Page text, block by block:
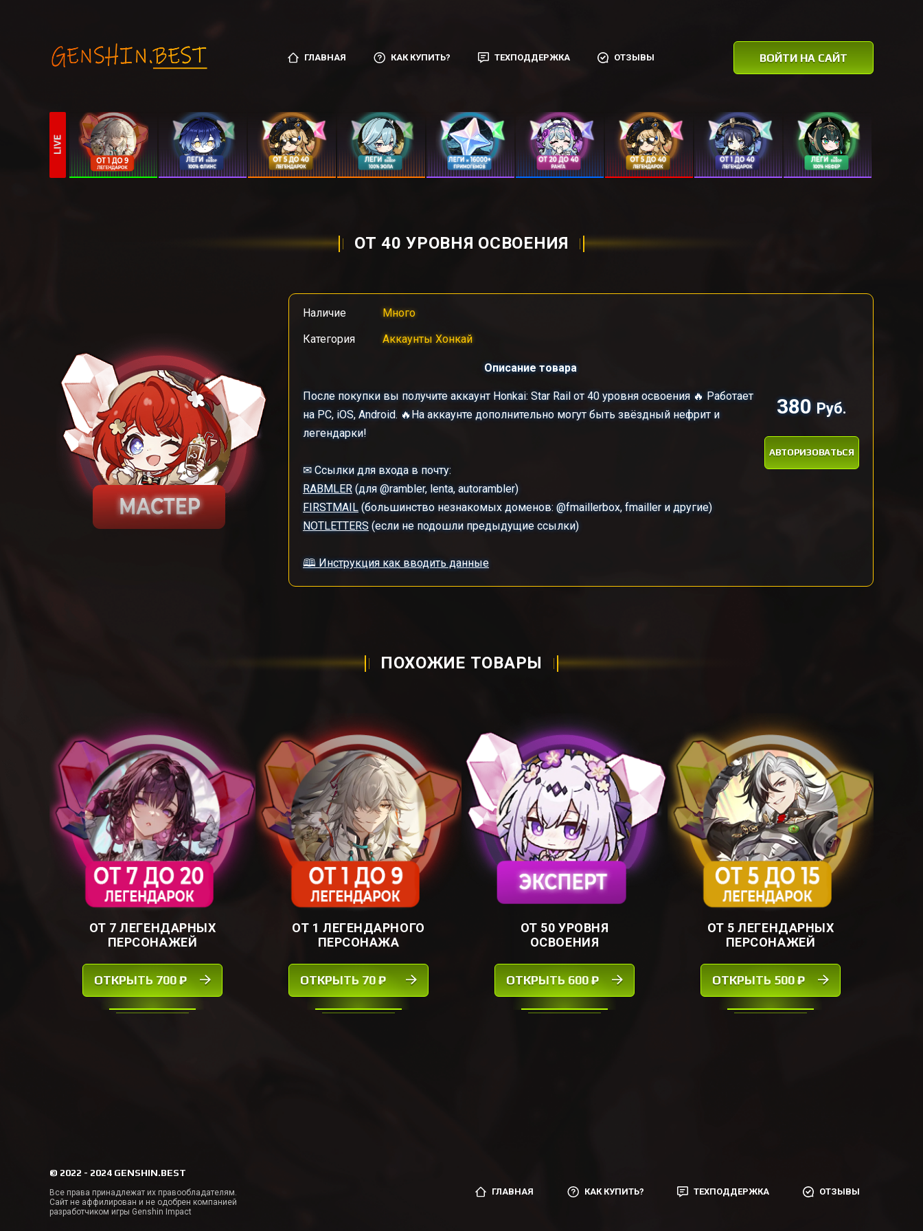
ГЛАВНАЯ КАК КУПИТЬ? ТЕХПОДДЕРЖКА ОТЗЫВЫ ВОЙТИ НА САЙТ
ОТ 40 УРОВНЯ ОСВОЕНИЯ
Наличие
Много
Категория
Аккаунты Хонкай
Описание товара
После покупки вы получите аккаунт Honkai: Star Rail от 40 уровня освоения 🔥 Работает
на PC, iOS, Android. 🔥На аккаунте дополнительно могут быть звёздный нефрит и
легендарки!
✉ Ссылки для входа в почту:
RABMLER (для @rambler, lenta, autorambler)
FIRSTMAIL (большинство незнакомых доменов: @fmaillerbox, fmailler и другие)
NOTLETTERS (если не подошли предыдущие ссылки)
🕮 Инструкция как вводить данные
380 Руб.
АВТОРИЗОВАТЬСЯ
ПОХОЖИЕ ТОВАРЫ
ОТ 7 ЛЕГЕНДАРНЫХ
ПЕРСОНАЖЕЙ
ОТКРЫТЬ 700 ₽
ОТ 1 ЛЕГЕНДАРНОГО
ПЕРСОНАЖА
ОТКРЫТЬ 70 ₽
ОТ 50 УРОВНЯ
ОСВОЕНИЯ
ОТКРЫТЬ 600 ₽
ОТ 5 ЛЕГЕНДАРНЫХ
ПЕРСОНАЖЕЙ
ОТКРЫТЬ 500 ₽
© 2022 - 2024 GENSHIN.BEST
Все права принадлежат их правообладателям.
Сайт не аффилирован и не одобрен компанией
разработчиком игры Genshin Impact
ГЛАВНАЯ КАК КУПИТЬ? ТЕХПОДДЕРЖКА ОТЗЫВЫ